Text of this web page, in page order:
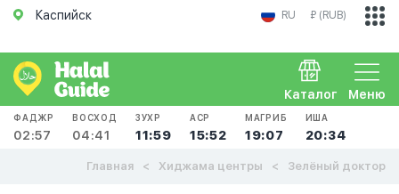
Каспийск RU ₽ (RUB)
Меню
Каталог
ФАДЖР
02:57
ВОСХОД
04:41
ЗУХР
11:59
АСР
15:52
МАГРИБ
19:07
ИША
20:34
Главная Хиджама центры Зелёный доктор